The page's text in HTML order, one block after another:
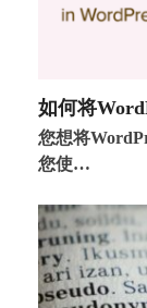
如何将
您想将
您使…